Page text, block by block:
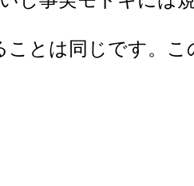
とは同じです。こ